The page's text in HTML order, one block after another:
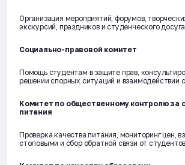
Организация мероприятий, форумов,
экскурсий, праздников и студенческого
Социально-правовой комитет
Помощь студентам в защите прав,
решении спорных ситуаций и взаимодействии
Комитет по общественному контролю за
питания
Проверка качества питания, мониторинг цен,
столовыми и сбор обратной связи от